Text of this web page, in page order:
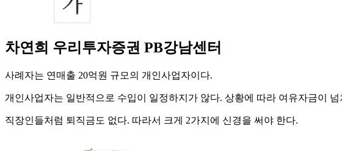
차연희 우리투자증권 PB강남센터
사례자는 연매출 20억원 규모의 개인사업자이다.
개인사업자는 일반적으로 수입이 일정하지가 않다. 상황에 따라 여유자금이
직장인들처럼 퇴직금도 없다. 따라서 크게 2가지에 신경을 써야 한다.